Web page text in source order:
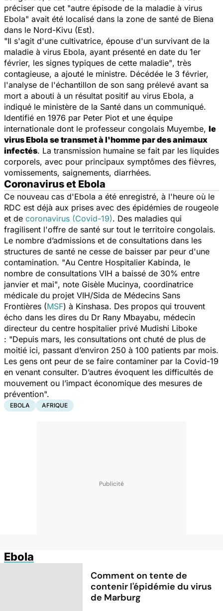
préciser que cet "autre épisode de la maladie à virus
Ebola" avait été localisé dans la zone de santé de Biena
dans le Nord-Kivu (Est).
"Il s'agit d'une cultivatrice, épouse d'un survivant de la
maladie à virus Ebola, ayant présenté en date du 1er
février, les signes typiques de cette maladie", très
contagieuse, a ajouté le ministre. Décédée le 3 février,
l'analyse de l'échantillon de son sang prélevé avant sa
mort a abouti à un résultat positif au virus Ebola, a
indiqué le ministère de la Santé dans un communiqué.
Identifié en 1976 par Peter Piot et une équipe
internationale dont le professeur congolais Muyembe, le
virus Ebola se transmet à l'homme par des animaux
infectés. La transmission humaine se fait par les liquides
corporels, avec pour principaux symptômes des fièvres,
vomissements, saignements, diarrhées.
Coronavirus et Ebola
Ce nouveau cas d'Ebola a été enregistré, à l'heure où le
RDC est déjà aux prises avec des épidémies de rougeole
et de coronavirus (Covid-19). Des maladies qui
fragilisent l'offre de santé sur tout le territoire congolais.
Le nombre d’admissions et de consultations dans les
structures de santé ne cesse de baisser par peur d'une
contamination. "Au Centre Hospitalier Kabinda, le
nombre de consultations VIH a baissé de 30% entre
janvier et mai", note Gisèle Mucinya, coordinatrice
médicale du projet VIH/Sida de Médecins Sans
Frontières (MSF) à Kinshasa. Des propos qui trouvent
écho dans les dires du Dr Rany Mbayabu, médecin
directeur du centre hospitalier privé Mudishi Liboke
: "Depuis mars, les consultations ont chuté de plus de
moitié ici, passant d’environ 250 à 100 patients par mois.
Les gens ont peur de se faire contaminer par la Covid-19
en venant consulter. D’autres évoquent les difficultés de
mouvement ou l’impact économique des mesures de
prévention".
EBOLA AFRIQUE
Ebola
Comment on tente de
contenir l'épidémie du virus
de Marburg